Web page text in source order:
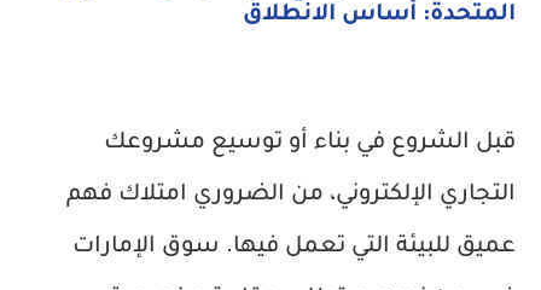
المتحدة: أساس الانطلاق
قبل الشروع في بناء أو توسيع مشروعك
التجاري الإلكتروني، من الضروري امتلاك فهم
عميق للبيئة التي تعمل فيها. سوق الإمارات